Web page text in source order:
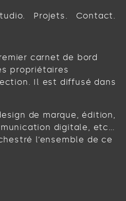
Projets Contact
carnet de bord
propriétaires
Il est diffusé dans
de marque, édition,
digitale, etc…
l’ensemble de ce